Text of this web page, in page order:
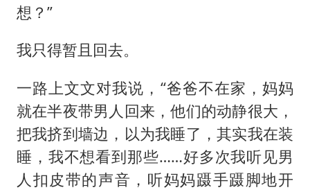
想？”
我只得暂且回去。
一路上文文对我说，“爸爸不在家，妈妈
就在半夜带男人回来，他们的动静很大，
把我挤到墙边，以为我睡了，其实我在装
睡，我不想看到那些……好多次我听见男
人扣皮带的声音，听妈妈蹑手蹑脚地开